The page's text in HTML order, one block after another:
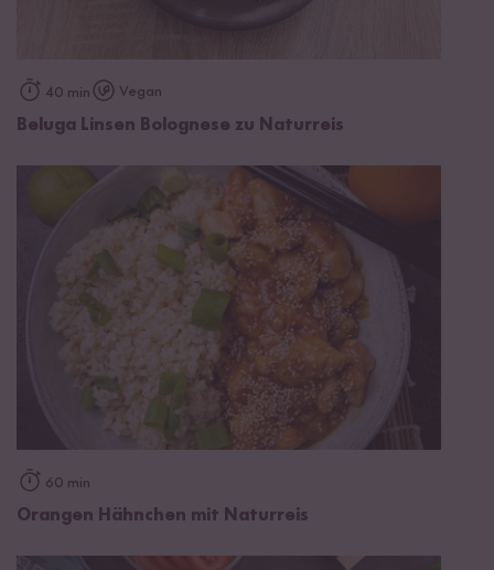
40 min Vegan
Beluga Linsen Bolognese zu Naturreis
60 min
Orangen Hähnchen mit Naturreis